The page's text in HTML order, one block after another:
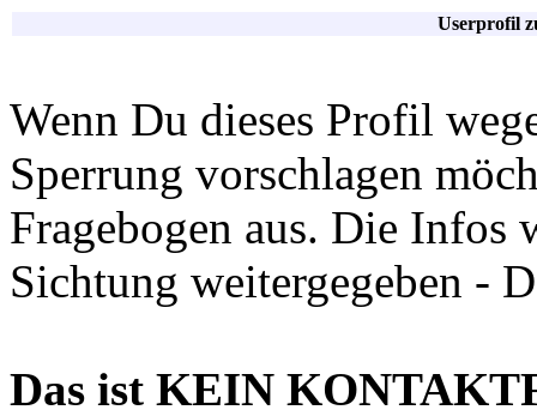
Userprofil
Wenn Du dieses Profil
Sperrung vorschlagen
Fragebogen aus. Die Infos
Sichtung weitergegeben -
Das ist KEIN